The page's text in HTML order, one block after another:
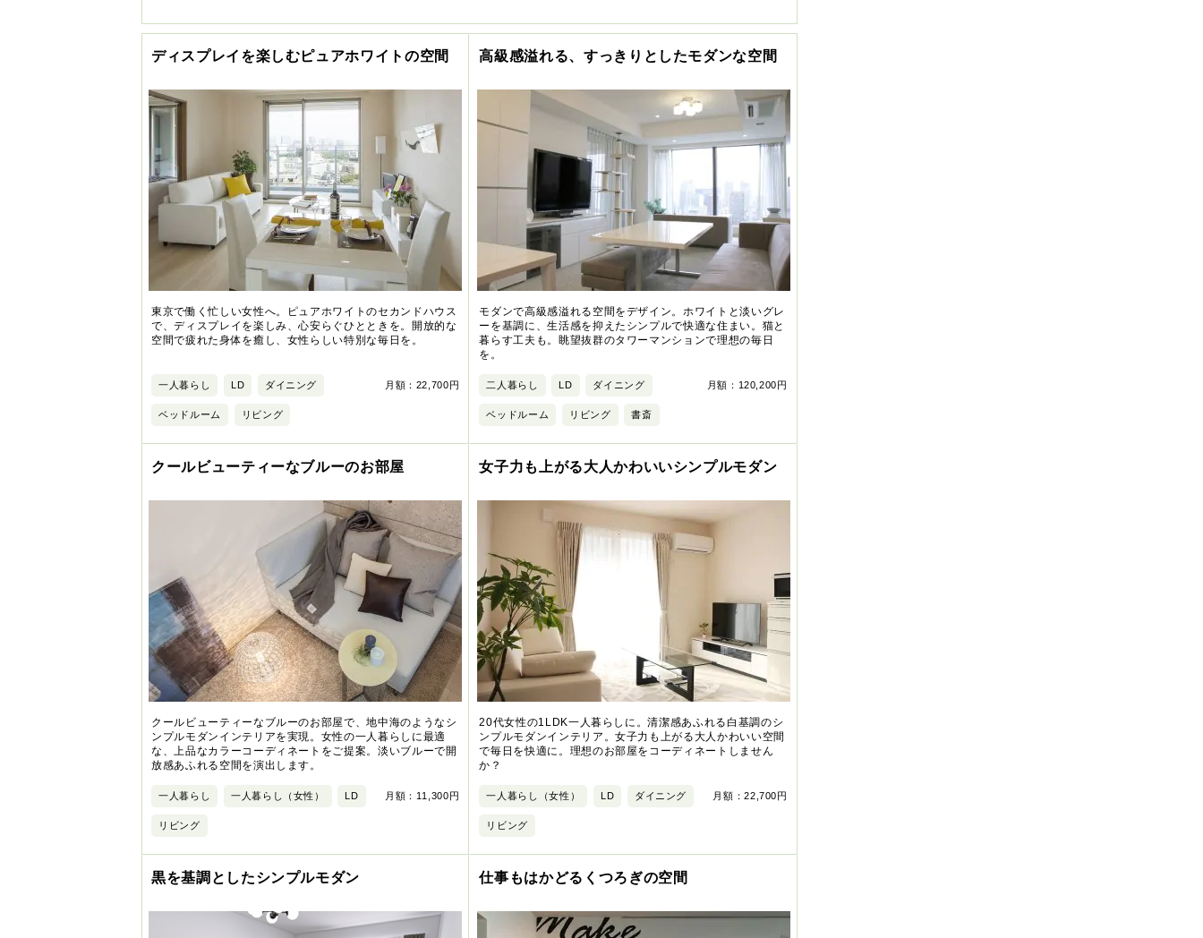
ディスプレイを楽しむピュアホワイトの空間
東京で働く忙しい女性へ。ピュアホワイトのセカンドハウス
で、ディスプレイを楽しみ、心安らぐひとときを。開放的な
空間で疲れた身体を癒し、女性らしい特別な毎日を。
月額：22,700円
一人暮らし LD ダイニング
ベッドルーム リビング
高級感溢れる、すっきりとしたモダンな空間
モダンで高級感溢れる空間をデザイン。ホワイトと淡いグレ
ーを基調に、生活感を抑えたシンプルで快適な住まい。猫と
暮らす工夫も。眺望抜群のタワーマンションで理想の毎日
を。
月額：120,200円
二人暮らし LD ダイニング
ベッドルーム リビング 書斎
クールビューティーなブルーのお部屋
クールビューティーなブルーのお部屋で、地中海のようなシ
ンプルモダンインテリアを実現。女性の一人暮らしに最適
な、上品なカラーコーディネートをご提案。淡いブルーで開
放感あふれる空間を演出します。
月額：11,300円
一人暮らし 一人暮らし（女性） LD
リビング
女子力も上がる大人かわいいシンプルモダン
20代女性の1LDK一人暮らしに。清潔感あふれる白基調のシ
ンプルモダンインテリア。女子力も上がる大人かわいい空間
で毎日を快適に。理想のお部屋をコーディネートしません
か？
月額：22,700円
一人暮らし（女性） LD ダイニング
リビング
黒を基調としたシンプルモダン 仕事もはかどるくつろぎの空間